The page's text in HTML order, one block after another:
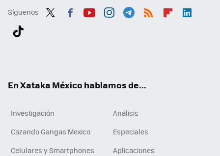
Síguenos
En Xataka México hablamos de...
Investigación
Análisis
Cazando Gangas Mexico
Especiales
Celulares y Smartphones
Aplicaciones